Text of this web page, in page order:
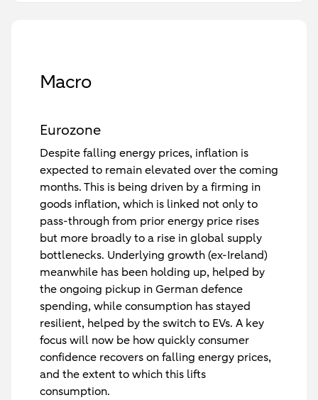
Macro
Eurozone
Despite falling energy prices, inflation is
expected to remain elevated over the coming
months. This is being driven by a firming in
goods inflation, which is linked not only to
pass-through from prior energy price rises
but more broadly to a rise in global supply
bottlenecks. Underlying growth (ex-Ireland)
meanwhile has been holding up, helped by
the ongoing pickup in German defence
spending, while consumption has stayed
resilient, helped by the switch to EVs. A key
focus will now be how quickly consumer
confidence recovers on falling energy prices,
and the extent to which this lifts
consumption.